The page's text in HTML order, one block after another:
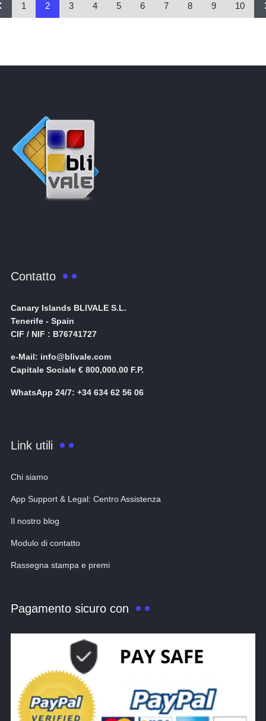
1 2 3 4 5 6 7 8 9 10
Contatto
Canary Islands BLIVALE S.L.
Tenerife - Spain
CIF / NIF : B76741727
e-Mail: info@blivale.com
Capitale Sociale € 800,000.00 F.P.
WhatsApp 24/7: +34 634 62 56 06
Link utili
Chi siamo
App Support & Legal: Centro Assistenza
Il nostro blog
Modulo di contatto
Rassegna stampa e premi
Pagamento sicuro con